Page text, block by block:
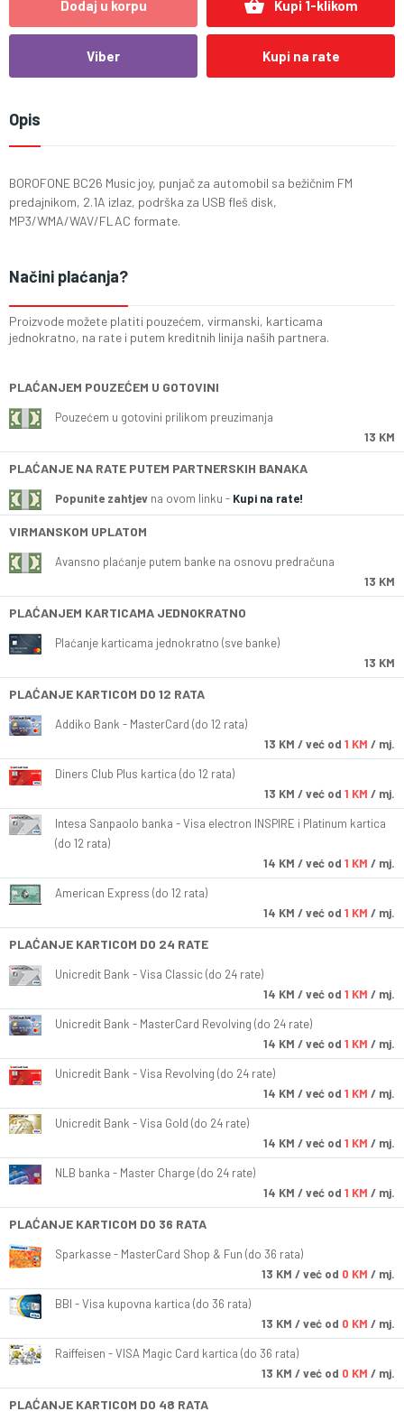
Dodaj u korpu shopping_basket Kupi 1-klikom
Viber Kupi na rate
Opis
BOROFONE BC26 Music joy, punjač za automobil sa bežičnim FM
predajnikom, 2.1A izlaz, podrška za USB fleš disk,
MP3/WMA/WAV/FLAC formate.
Načini plaćanja?
Proizvode možete platiti pouzećem, virmanski, karticama
jednokratno, na rate i putem kreditnih linija naših partnera.
PLAĆANJEM POUZEĆEM U GOTOVINI
Pouzećem u gotovini prilikom preuzimanja
13 KM
PLAĆANJE NA RATE PUTEM PARTNERSKIH BANAKA
Popunite zahtjev na ovom linku - Kupi na rate!
VIRMANSKOM UPLATOM
Avansno plaćanje putem banke na osnovu predračuna
13 KM
PLAĆANJEM KARTICAMA JEDNOKRATNO
Plaćanje karticama jednokratno (sve banke)
13 KM
PLAĆANJE KARTICOM DO 12 RATA
Addiko Bank - MasterCard (do 12 rata)
13 KM / već od 1 KM / mj.
Diners Club Plus kartica (do 12 rata)
13 KM / već od 1 KM / mj.
Intesa Sanpaolo banka - Visa electron INSPIRE i Platinum kartica
(do 12 rata)
14 KM / već od 1 KM / mj.
American Express (do 12 rata)
14 KM / već od 1 KM / mj.
PLAĆANJE KARTICOM DO 24 RATE
Unicredit Bank - Visa Classic (do 24 rate)
14 KM / već od 1 KM / mj.
Unicredit Bank - MasterCard Revolving (do 24 rate)
14 KM / već od 1 KM / mj.
Unicredit Bank - Visa Revolving (do 24 rate)
14 KM / već od 1 KM / mj.
Unicredit Bank - Visa Gold (do 24 rate)
14 KM / već od 1 KM / mj.
NLB banka - Master Charge (do 24 rate)
14 KM / već od 1 KM / mj.
PLAĆANJE KARTICOM DO 36 RATA
Sparkasse - MasterCard Shop & Fun (do 36 rata)
13 KM / već od 0 KM / mj.
BBI - Visa kupovna kartica (do 36 rata)
13 KM / već od 0 KM / mj.
Raiffeisen - VISA Magic Card kartica (do 36 rata)
13 KM / već od 0 KM / mj.
PLAĆANJE KARTICOM DO 48 RATA